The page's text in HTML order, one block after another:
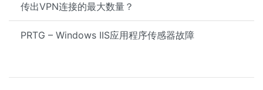
传出VPN连接的最大数量？
PRTG – Windows IIS应用程序传感器故障